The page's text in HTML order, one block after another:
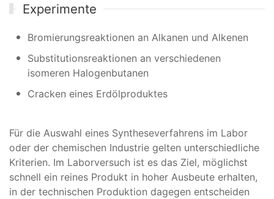
Experimente
Bromierungsreaktionen an Alkanen und Alkenen
Substitutionsreaktionen an verschiedenen
isomeren Halogenbutanen
Cracken eines Erdölproduktes
Für die Auswahl eines Syntheseverfahrens im Labor
oder der chemischen Industrie gelten unterschiedliche
Kriterien. Im Laborversuch ist es das Ziel, möglichst
schnell ein reines Produkt in hoher Ausbeute erhalten,
in der technischen Produktion dagegen entscheiden